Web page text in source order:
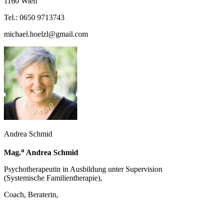
Tel.: 0650 9713743
michael.hoelzl@gmail.com
Andrea Schmid
Mag.a Andrea Schmid
Psychotherapeutin in Ausbildung unter Supervision
(Systemische Familientherapie),
Coach, Beraterin,